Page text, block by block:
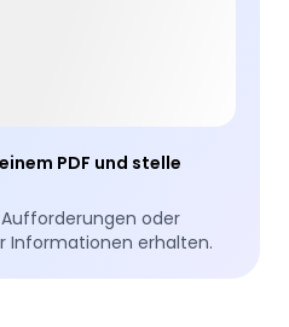
PDF und stelle
oder
Informationen erhalten.